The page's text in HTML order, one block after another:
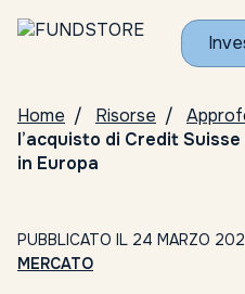
Home Risorse
l’acquisto di Credit
in Europa
PUBBLICATO IL 24 MARZO
MERCATO